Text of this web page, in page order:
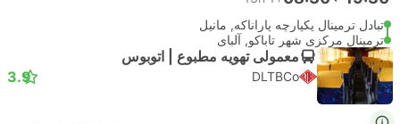
تبادل ترمینال یکپارچه پاراناکه, مانیل
ترمینال مرکزی شهر تاباکو, آلبای
معمولی تهویه مطبوع | اتوبوس
DLTBCo
3.9